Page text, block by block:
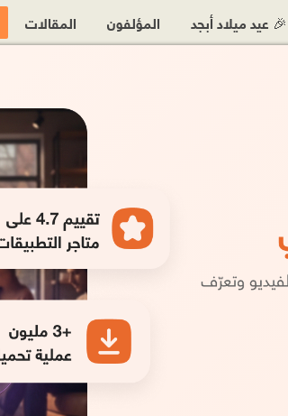
🎉 عيد ميلاد أبجد المؤلفون المقالات